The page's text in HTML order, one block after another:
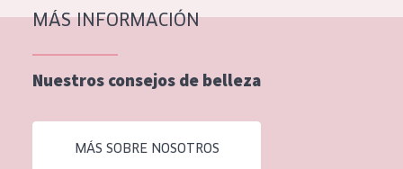
Piel madura
Piel menopáusica
EDAD
MÁS INFORMACIÓN
Nuestros consejos de belleza
MÁS SOBRE NOSOTROS